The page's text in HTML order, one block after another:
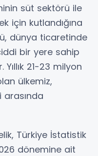
süt sektörü ile
için kutlandığına
dünya ticaretinde
bir yere sahip
21-23 milyon
ülkemiz,
arasında
Türkiye İstatistik
dönemine ait